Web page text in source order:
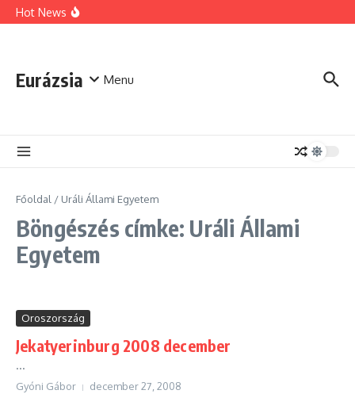
Ugrás a tartalomhoz
Hot News
Macron: Moszkva elvesztette Örményországot
Eurázsia Menu
Főoldal / Uráli Állami Egyetem
Böngészés címke: Uráli Állami
Egyetem
Oroszország
Jekatyerinburg 2008 december
...
Gyóni Gábor december 27, 2008